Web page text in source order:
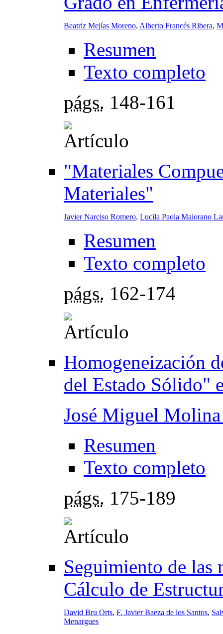
Beatriz Mejías Moreno, Alberto Francés Ribera,
Resumen
Texto completo
págs. 148-161
"Materiales
Materiales"
Javier Narciso Romero, Lucila Paola Maiorano
Resumen
Texto completo
págs. 162-174
Homogeneización
del Estado Sólido"
José Miguel Molina
Resumen
Texto completo
págs. 175-189
Seguimiento de las
Cálculo de
David Bru Orts, F. Javier Baeza de los Santos,
Menargues